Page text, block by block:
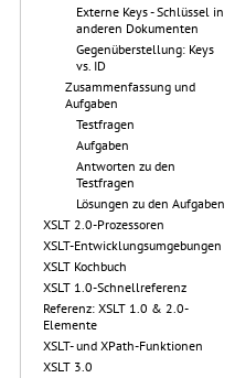
Externe Keys - Schlüssel in
anderen Dokumenten
Gegenüberstellung: Keys
vs. ID
Zusammenfassung und
Aufgaben
Testfragen
Aufgaben
Antworten zu den
Testfragen
Lösungen zu den Aufgaben
XSLT 2.0-Prozessoren
XSLT-Entwicklungsumgebungen
XSLT Kochbuch
XSLT 1.0-Schnellreferenz
Referenz: XSLT 1.0 & 2.0-
Elemente
XSLT- und XPath-Funktionen
XSLT 3.0